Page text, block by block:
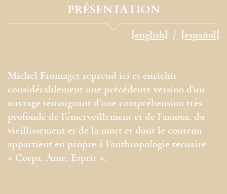
PRÉSENTATION
[english] [español]
Michel Fromaget reprend ici et enrichit
considérablement une précédente version d’un
ouvrage témoignant d’une compréhension très
profonde de l’émerveillement et de l’amour, du
vieillissement et de la mort et dont le contenu
appartient en propre à l’anthropologie ternaire
« Corps, Âme, Esprit ».